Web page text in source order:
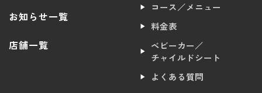
お知らせ一覧
店舗一覧
コース／メニュー
料金表
ベビーカー／
チャイルドシート
よくある質問